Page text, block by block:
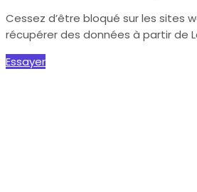
Cessez d’être bloqué sur les sites
récupérer des données à partir de
Essayer